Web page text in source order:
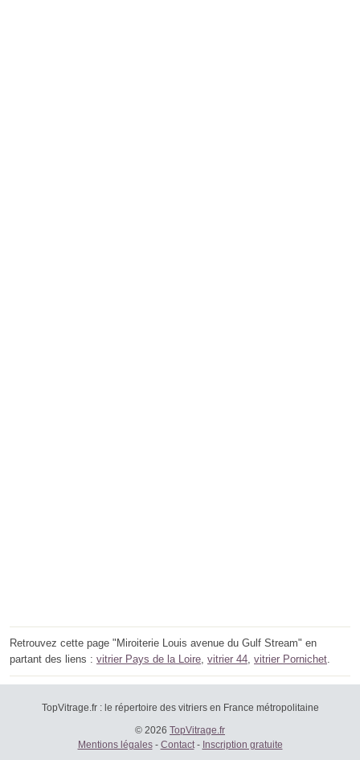
Retrouvez cette page "Miroiterie Louis avenue du Gulf Stream" en
partant des liens : vitrier Pays de la Loire vitrier 44 vitrier Pornichet
TopVitrage.fr : le répertoire des vitriers en France métropolitaine
© 2026 TopVitrage.fr
Mentions légales- Contact- Inscription gratuite